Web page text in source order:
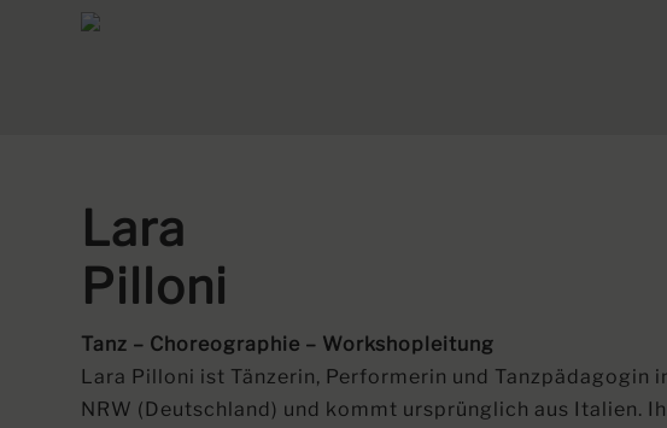
Lara
Pilloni
Tanz – Choreographie – Workshopleitung
Lara Pilloni ist Tänzerin, Performerin und Tanzpädagogin
NRW (Deutschland) und kommt ursprünglich aus Italien.